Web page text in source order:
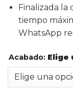
Finalizada la
tiempo
WhatsApp
Acabado: Elige